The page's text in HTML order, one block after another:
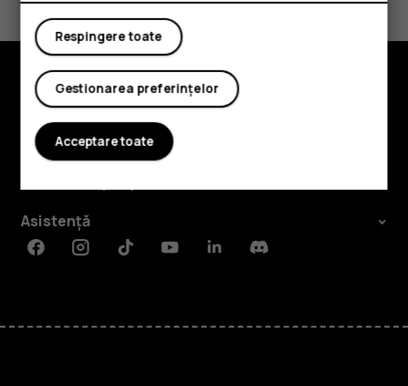
Da Nu
Explorează
Despre
Asistență
FacebookInstagramTiktokYoutubeLinkedinDiscord
Respingere toate
Gestionarea preferințelor
Acceptare toate